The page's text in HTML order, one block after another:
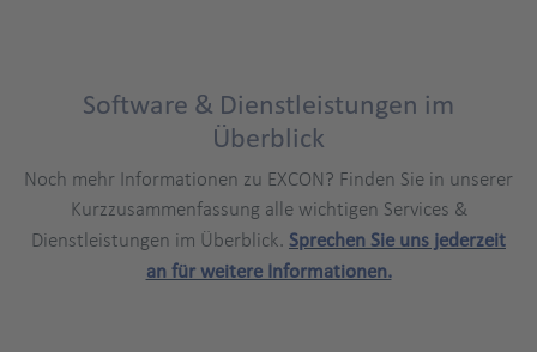
Software & Dienstleistungen im
Überblick
Noch mehr Informationen zu EXCON? Finden Sie in unserer
Kurzzusammenfassung alle wichtigen Services &
Dienstleistungen im Überblick. Sprechen Sie uns jederzeit
an für weitere Informationen.